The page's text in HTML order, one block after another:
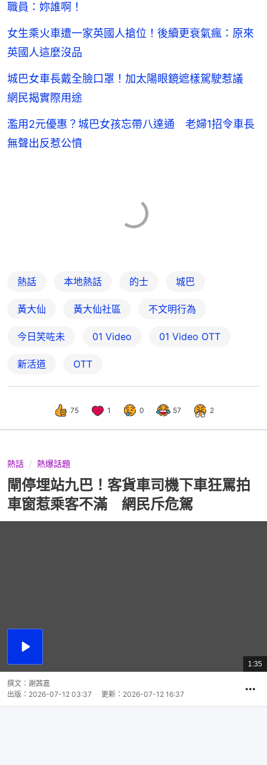
職員：妳誰啊！
女生乘火車遭一家英國人搶位！後續更衰氣瘋：原來
英國人這麼沒品
城巴女車長戴全臉口罩！加太陽眼鏡遮樣駕駛惹議
網民揭實際用途
濫用2元優惠？城巴女孩忘帶八達通 老婦1招令車長
無聲出反惹公憤
熱話 本地熱話 的士 城巴
黃大仙 黃大仙社區 不文明行為
今日笑咗未 01 Video 01‌ ‌Video‌ ‌OTT
新活道 OTT
75 1 0 57 2
熱話 熱爆話題
閘停埋站九巴！客貨車司機下車狂罵拍
車窗惹乘客不滿 網民斥危駕
播
總
共
1:35
撰文： 謝茜嘉
出版： 2026-07-12 03:37 更新： 2026-07-12 16:37